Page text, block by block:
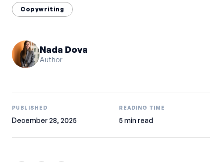
Copywriting
Nada Dova
Author
PUBLISHED
December 28, 2025
READING TIME
5 min read